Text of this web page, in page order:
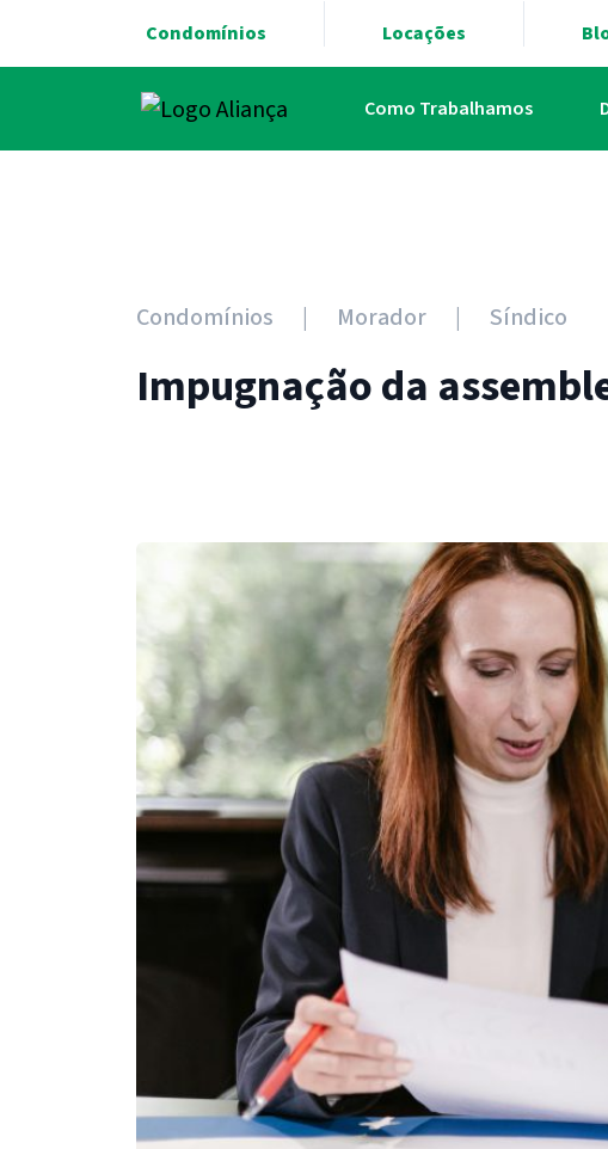
Condomínios Locações
Como Trabalhamos
Condomínios Morador Síndico
Impugnação da